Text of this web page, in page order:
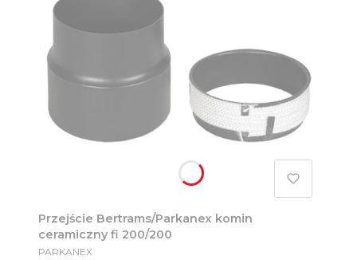
Przejście Bertrams/Parkanex komin
ceramiczny fi 200/200
PRODUCENT
PARKANEX